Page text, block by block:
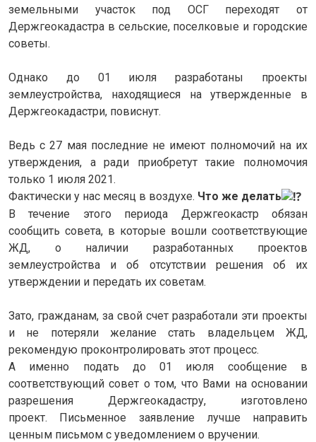
земельными участок под ОСГ переходят от
Держгеокадастра в сельские, поселковые и городские
советы.
Однако до 01 июля разработаны проекты
землеустройства, находящиеся на утвержденные в
Держгеокадастри, повиснут.
Ведь с 27 мая последние не имеют полномочий на их
утверждения, а ради приобретут такие полномочия
только 1 июля 2021.
Фактически у нас месяц в воздухе. Что же делать
В течение этого периода Держгеокастр обязан
сообщить совета, в которые вошли соответствующие
ЖД, о наличии разработанных проектов
землеустройства и об отсутствии решения об их
утверждении и передать их советам.
Зато, гражданам, за свой счет разработали эти проекты
и не потеряли желание стать владельцем ЖД,
рекомендую проконтролировать этот процесс.
А именно подать до 01 июля сообщение в
соответствующий совет о том, что Вами на основании
разрешения Держгеокадастру, изготовлено
проект. Письменное заявление лучше направить
ценным письмом с уведомлением о вручении.